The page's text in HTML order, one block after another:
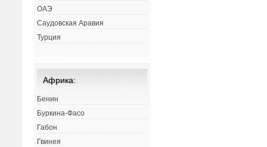
ОАЭ
Саудовская Аравия
Турция
Африка:
Бенин
Буркина-Фасо
Габон
Гвинея